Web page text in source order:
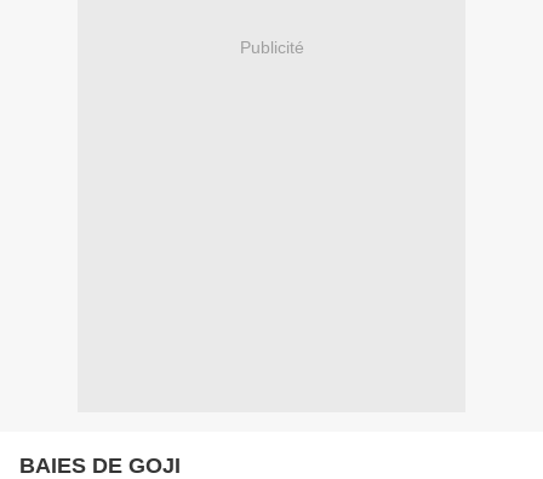
Publicité
BAIES DE GOJI